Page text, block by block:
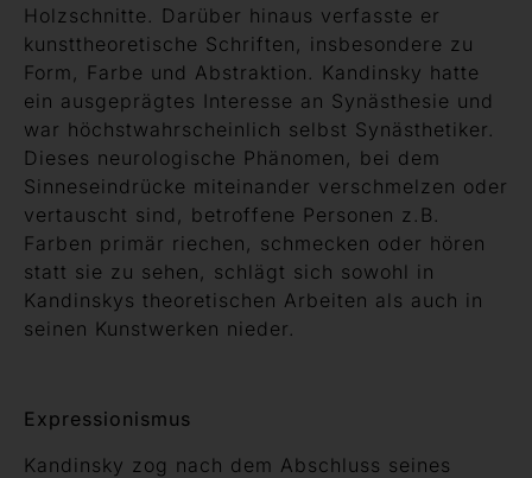
Holzschnitte. Darüber hinaus verfasste er
kunsttheoretische Schriften, insbesondere zu
Form, Farbe und Abstraktion. Kandinsky hatte
ein ausgeprägtes Interesse an Synästhesie und
war höchstwahrscheinlich selbst Synästhetiker.
Dieses neurologische Phänomen, bei dem
Sinneseindrücke miteinander verschmelzen oder
vertauscht sind, betroffene Personen z.B.
Farben primär riechen, schmecken oder hören
statt sie zu sehen, schlägt sich sowohl in
Kandinskys theoretischen Arbeiten als auch in
seinen Kunstwerken nieder.
Expressionismus
Kandinsky zog nach dem Abschluss seines